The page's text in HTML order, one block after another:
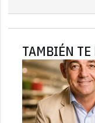
TAMBIÉN TE